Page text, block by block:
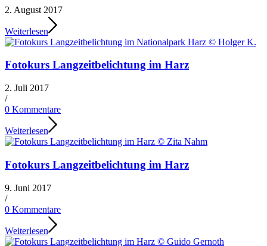
2. August 2017
Weiterlesen
Fotokurs Langzeitbelichtung im Harz
2. Juli 2017
/
0 Kommentare
Weiterlesen
Fotokurs Langzeitbelichtung im Harz
9. Juni 2017
/
0 Kommentare
Weiterlesen